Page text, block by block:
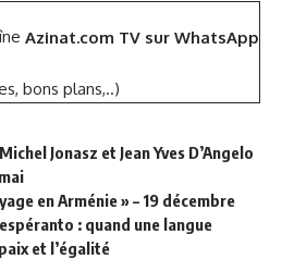
Azinat.com TV sur WhatsApp
bons plans,..)
Jonasz et Jean Yves D’Angelo
en Arménie » – 19 décembre
: quand une langue
et l’égalité